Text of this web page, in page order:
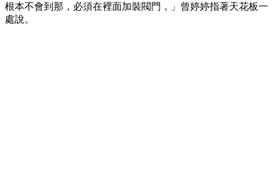
根本不會到那，必須在裡面加裝閥門，」曾婷婷指著天花板一
處說。